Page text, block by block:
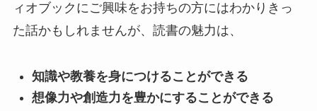
ィオブックにご興味をお持ちの方にはわかりきっ
た話かもしれませんが、読書の魅力は、
知識や教養を身につけることができる
想像力や創造力を豊かにすることができる